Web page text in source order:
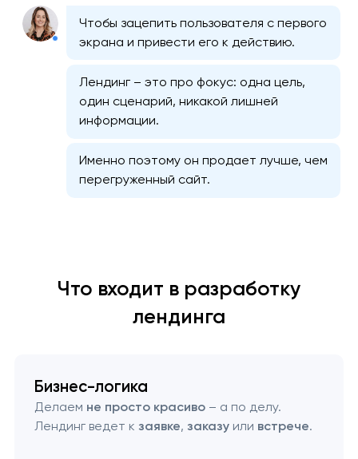
Чтобы зацепить пользователя с первого
экрана и привести его к действию.
Лендинг – это про фокус: одна цель,
один сценарий, никакой лишней
информации.
Именно поэтому он продает лучше, чем
перегруженный сайт.
Что входит в разработку
лендинга
Бизнес-логика
Делаем не просто красиво– а по делу.
Лендинг ведет к заявке, заказуили встрече.